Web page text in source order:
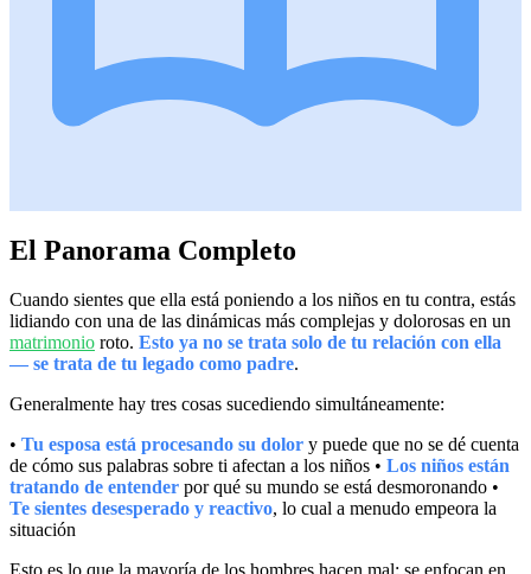
El Panorama Completo
Cuando sientes que ella está poniendo a los niños en tu contra, estás
lidiando con una de las dinámicas más complejas y dolorosas en un
matrimonio roto. Esto ya no se trata solo de tu relación con ella
— se trata de tu legado como padre.
Generalmente hay tres cosas sucediendo simultáneamente:
• Tu esposa está procesando su dolor y puede que no se dé cuenta
de cómo sus palabras sobre ti afectan a los niños • Los niños están
tratando de entender por qué su mundo se está desmoronando •
Te sientes desesperado y reactivo, lo cual a menudo empeora la
situación